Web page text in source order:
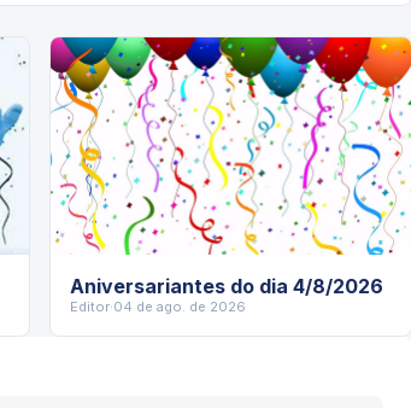
Aniversariantes do dia 4/8/2026
Editor·04 de ago. de 2026